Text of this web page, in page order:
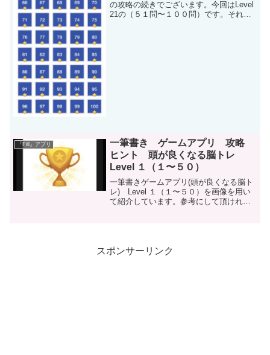
の攻略の続きでございます。今回はLevel
21の（５１問〜１００問）です。それで
『Fill』アプリ
一筆書き ゲームアプリ 攻略
ヒント 頭が良くなる脳トレ
Level １（１〜５０）
一筆書きゲームアプリ(頭が良くなる脳ト
レ) Level １（１〜５０）を画像を用い
て紹介しています。参考にして頂ければ
スポンサーリンク